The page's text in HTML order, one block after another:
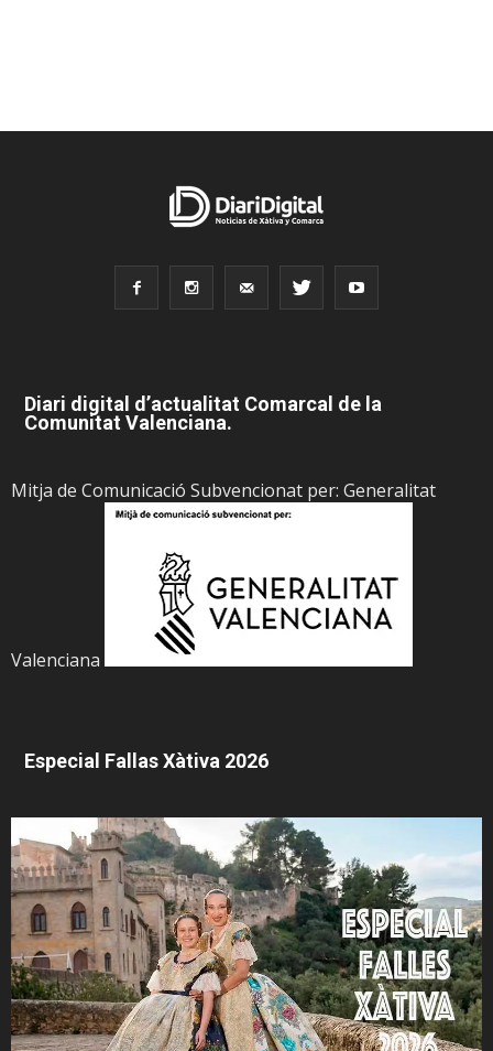
Diari digital d’actualitat Comarcal de la
Comunitat Valenciana.
Mitja de Comunicació Subvencionat per: Generalitat
Valenciana
Especial Fallas Xàtiva 2026